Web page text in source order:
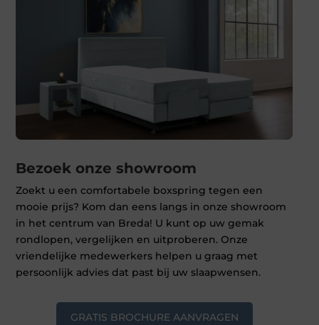
Bezoek onze showroom
Zoekt u een comfortabele boxspring tegen een
mooie prijs? Kom dan eens langs in onze showroom
in het centrum van Breda! U kunt op uw gemak
rondlopen, vergelijken en uitproberen. Onze
vriendelijke medewerkers helpen u graag met
persoonlijk advies dat past bij uw slaapwensen.
GRATIS BROCHURE AANVRAGEN